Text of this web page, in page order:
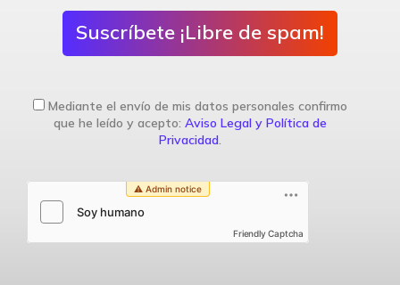
Suscríbete ¡Libre de spam!
Mediante el envío de mis datos personales confirmo
que he leído y acepto: Aviso Legal y Política de
Privacidad.
Friendly Captcha